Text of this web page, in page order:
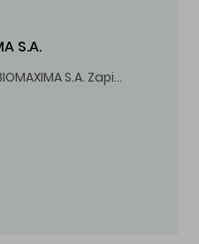
S.A.
Trwa skup akcji Spółki BIOMAXIMA S.A. Zapisy do 4 sierpnia 2026 r. do godz. 16.00.